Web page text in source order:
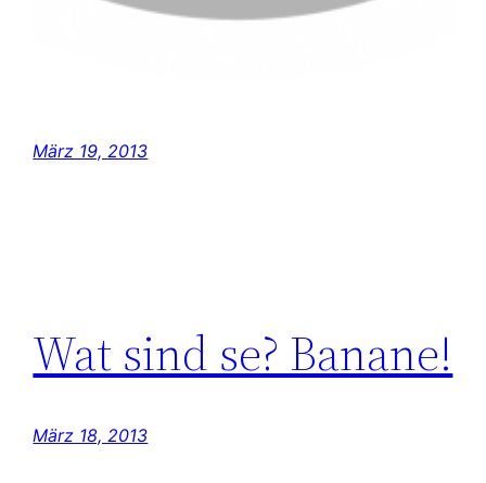
März 19, 2013
Wat sind se? Banane!
März 18, 2013